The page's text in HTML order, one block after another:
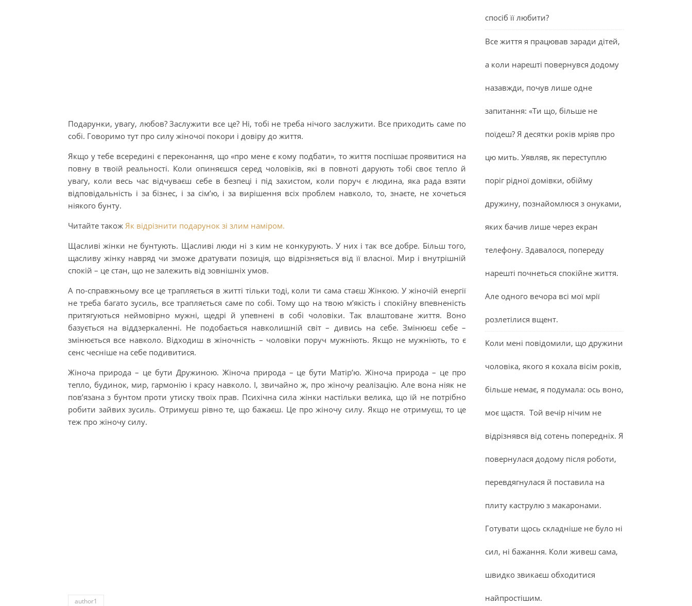
Подарунки, увагу, любов? Заслужити все це? Ні, тобі не треба нічого заслужити. Все приходить саме по
собі. Говоримо тут про силу жіночої покори і довіру до життя.
Якщо у тебе всередині є переконання, що «про мене є кому подбати», то життя поспішає проявитися на
повну в твоїй реальності. Коли опиняєшся серед чоловіків, які в повноті дарують тобі своє тепло й
увагу, коли весь час відчуваєш себе в безпеці і під захистом, коли поруч є людина, яка рада взяти
відповідальність і за бізнес, і за сім’ю, і за вирішення всіх проблем навколо, то, знаєте, не хочеться
ніякого бунту.
Читайте також Як відрізнити подарунок зі злим наміром.
Щасливі жінки не бунтують. Щасливі люди ні з ким не конкурують. У них і так все добре. Більш того,
щасливу жінку навряд чи зможе дратувати позиція, що відрізняється від її власної. Мир і внутрішній
спокій – це стан, що не залежить від зовнішніх умов.
А по-справжньому все це трапляється в житті тільки тоді, коли ти сама стаєш Жінкою. У жіночій енергії
не треба багато зусиль, все трапляється саме по собі. Тому що на твою м’якість і спокійну впевненість
притягуються неймовірно мужні, щедрі й упевнені в собі чоловіки. Так влаштоване життя. Воно
базується на віддзеркаленні. Не подобається навколишній світ – дивись на себе. Змінюєш себе –
змінюється все навколо. Відходиш в жіночність – чоловіки поруч мужніють. Якщо не мужніють, то є
сенс чесніше на себе подивитися.
Жіноча природа – це бути Дружиною. Жіноча природа – це бути Матір’ю. Жіноча природа – це про
тепло, будинок, мир, гармонію і красу навколо. І, звичайно ж, про жіночу реалізацію. Але вона ніяк не
пов’язана з бунтом проти утиску твоїх прав. Психічна сила жінки настільки велика, що їй не потрібно
робити зайвих зусиль. Отримуєш рівно те, що бажаєш. Це про жіночу силу. Якщо не отримуєш, то це
теж про жіночу силу.
author1
спосіб її любити?
Все життя я працював заради дітей,
а коли нарешті повернувся додому
назавжди, почув лише одне
запитання: «Ти що, більше не
поїдеш? Я десятки років мріяв про
цю мить. Уявляв, як переступлю
поріг рідної домівки, обійму
дружину, познайомлюся з онуками,
яких бачив лише через екран
телефону. Здавалося, попереду
нарешті почнеться спокійне життя.
Але одного вечора всі мої мрії
розлетілися вщент.
Коли мені повідомили, що дружини
чоловіка, якого я кохала вісім років,
більше немає, я подумала: ось воно,
моє щастя. Той вечір нічим не
відрізнявся від сотень попередніх. Я
повернулася додому після роботи,
перевдягнулася й поставила на
плиту каструлю з макаронами.
Готувати щось складніше не було ні
сил, ні бажання. Коли живеш сама,
швидко звикаєш обходитися
найпростішим.